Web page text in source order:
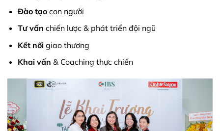
Đào tạocon người
Tư vấn chiến lược & phát triển đội ngũ
Kết nốigiao thương
Khai vấn & Coaching thực chiến